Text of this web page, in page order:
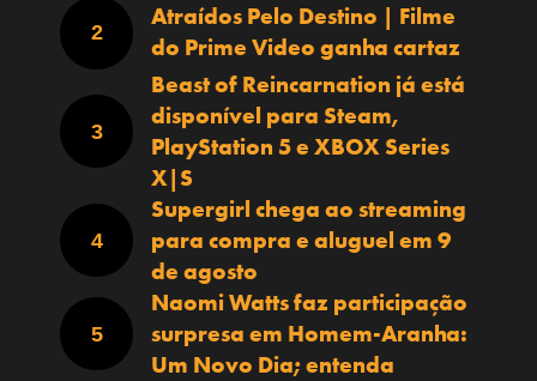
Atraídos Pelo Destino | Filme
do Prime Video ganha cartaz
Beast of Reincarnation já está
disponível para Steam,
PlayStation 5 e XBOX Series
X|S
Supergirl chega ao streaming
para compra e aluguel em 9
de agosto
Naomi Watts faz participação
surpresa em Homem-Aranha:
Um Novo Dia; entenda